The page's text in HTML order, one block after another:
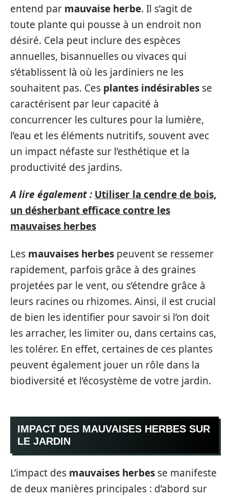
entend par mauvaise herbe. Il s’agit de
toute plante qui pousse à un endroit non
désiré. Cela peut inclure des espèces
annuelles, bisannuelles ou vivaces qui
s’établissent là où les jardiniers ne les
souhaitent pas. Ces plantes indésirables se
caractérisent par leur capacité à
concurrencer les cultures pour la lumière,
l’eau et les éléments nutritifs, souvent avec
un impact néfaste sur l’esthétique et la
productivité des jardins.
A lire également : Utiliser la cendre de bois,
un désherbant efficace contre les
mauvaises herbes
Les mauvaises herbes peuvent se ressemer
rapidement, parfois grâce à des graines
projetées par le vent, ou s’étendre grâce à
leurs racines ou rhizomes. Ainsi, il est crucial
de bien les identifier pour savoir si l’on doit
les arracher, les limiter ou, dans certains cas,
les tolérer. En effet, certaines de ces plantes
peuvent également jouer un rôle dans la
biodiversité et l’écosystème de votre jardin.
IMPACT DES MAUVAISES HERBES SUR
LE JARDIN
L’impact des mauvaises herbes se manifeste
de deux manières principales : d’abord sur